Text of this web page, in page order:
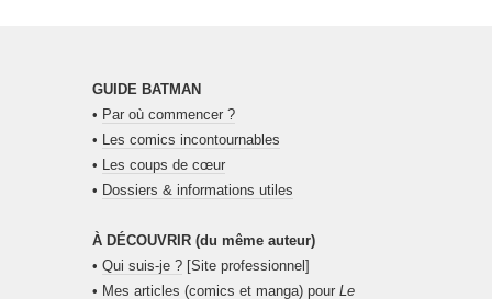
GUIDE BATMAN
• Par où commencer ?
•
Les comics incontournables
•
Les coups de cœur
• Dossiers & informations utiles
À DÉCOUVRIR (du même auteur)
• Qui suis-je ? [Site professionnel]
• Mes articles (comics et manga) pour Le